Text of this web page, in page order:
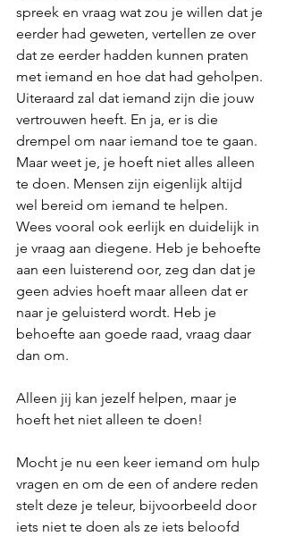
spreek en vraag wat zou je willen dat je
eerder had geweten, vertellen ze over
dat ze eerder hadden kunnen praten
met iemand en hoe dat had geholpen.
Uiteraard zal dat iemand zijn die jouw
vertrouwen heeft. En ja, er is die
drempel om naar iemand toe te gaan.
Maar weet je, je hoeft niet alles alleen
te doen. Mensen zijn eigenlijk altijd
wel bereid om iemand te helpen.
Wees vooral ook eerlijk en duidelijk in
je vraag aan diegene. Heb je behoefte
aan een luisterend oor, zeg dan dat je
geen advies hoeft maar alleen dat er
naar je geluisterd wordt. Heb je
behoefte aan goede raad, vraag daar
dan om.
Alleen jij kan jezelf helpen, maar je
hoeft het niet alleen te doen!
Mocht je nu een keer iemand om hulp
vragen en om de een of andere reden
stelt deze je teleur, bijvoorbeeld door
iets niet te doen als ze iets beloofd